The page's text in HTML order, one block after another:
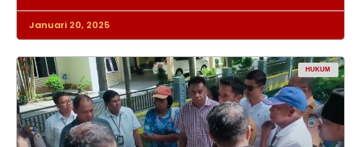
Januari 20, 2025
HUKUM